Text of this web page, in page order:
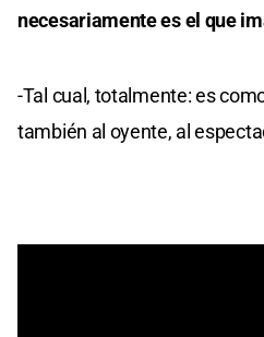
necesariamente es el que
-Tal cual, totalmente: es
también al oyente, al